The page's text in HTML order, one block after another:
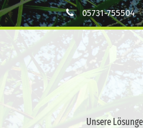
05731-
Unsere